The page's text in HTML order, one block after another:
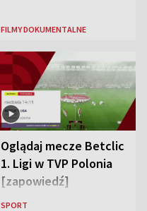
FILMY DOKUMENTALNE
Oglądaj mecze Betclic
1. Ligi w TVP Polonia
[zapowiedź]
SPORT